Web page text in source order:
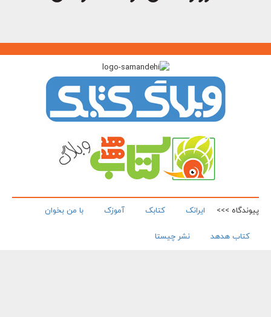
پیوندگاه >>> ایرانک کتابک آموزک با من بخوان
کتاب هدهد
نشر چیستا